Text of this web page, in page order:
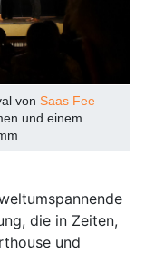
von Saas Fee
und einem
die in Zeiten,
und